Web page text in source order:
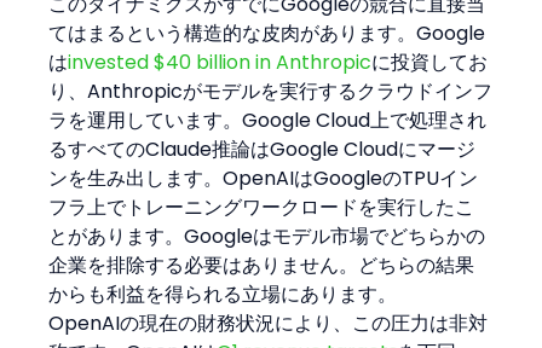
てはまるという構造的な皮肉があります。Google
はinvested $40 billion in Anthropicに投資してお
り、Anthropicがモデルを実行するクラウドインフ
ラを運用しています。Google Cloud上で処理され
るすべてのClaude推論はGoogle Cloudにマージ
ンを生み出します。OpenAIはGoogleのTPUイン
フラ上でトレーニングワークロードを実行したこ
とがあります。Googleはモデル市場でどちらかの
企業を排除する必要はありません。どちらの結果
からも利益を得られる立場にあります。
OpenAIの現在の財務状況により、この圧力は非対